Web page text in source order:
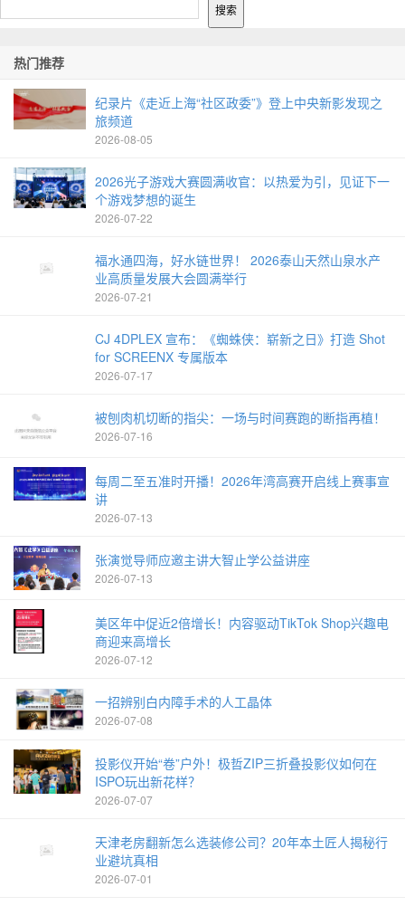
搜索
热门推荐
纪录片《走近上海“社区政委”》登上中央新影发现之
旅频道
2026-08-05
2026光子游戏大赛圆满收官：以热爱为引，见证下一
个游戏梦想的诞生
2026-07-22
福水通四海，好水链世界！ 2026泰山天然山泉水产
业高质量发展大会圆满举行
2026-07-21
CJ 4DPLEX 宣布：《蜘蛛侠：崭新之日》打造 Shot
for SCREENX 专属版本
2026-07-17
被刨肉机切断的指尖：一场与时间赛跑的断指再植！
2026-07-16
每周二至五准时开播！2026年湾高赛开启线上赛事宣
讲
2026-07-13
张演觉导师应邀主讲大智止学公益讲座
2026-07-13
美区年中促近2倍增长！内容驱动TikTok Shop兴趣电
商迎来高增长
2026-07-12
一招辨别白内障手术的人工晶体
2026-07-08
投影仪开始“卷”户外！极哲ZIP三折叠投影仪如何在
ISPO玩出新花样？
2026-07-07
天津老房翻新怎么选装修公司？20年本土匠人揭秘行
业避坑真相
2026-07-01